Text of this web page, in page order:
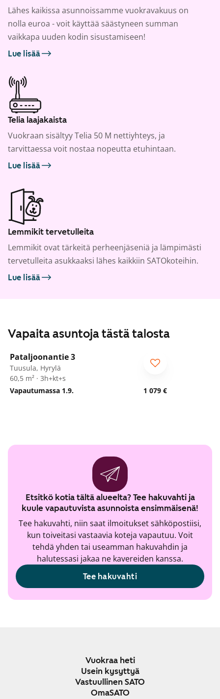
Lähes kaikissa asunnoissamme vuokravakuus on
nolla euroa - voit käyttää säästyneen summan
vaikkapa uuden kodin sisustamiseen!
Lue lisää
Telia laajakaista
Vuokraan sisältyy Telia 50 M nettiyhteys, ja
tarvittaessa voit nostaa nopeutta etuhintaan.
Lue lisää
Lemmikit tervetulleita
Lemmikit ovat tärkeitä perheenjäseniä ja lämpimästi
tervetulleita asukkaaksi lähes kaikkiin SATOkoteihin.
Lue lisää
Vapaita asuntoja tästä talosta
/29
Pataljoonantie 3
Tuusula, Hyrylä
60,5 m² · 3h+kt+s
Vapautumassa 1.9.
1 079 €
Etsitkö kotia tältä alueelta? Tee hakuvahti ja
kuule vapautuvista asunnoista ensimmäisenä!
Tee hakuvahti, niin saat ilmoitukset sähköpostiisi,
kun toiveitasi vastaavia koteja vapautuu. Voit
tehdä yhden tai useamman hakuvahdin ja
halutessasi jakaa ne kavereiden kanssa.
Tee hakuvahti
Vuokraa heti
Usein kysyttyä
Vastuullinen SATO
OmaSATO